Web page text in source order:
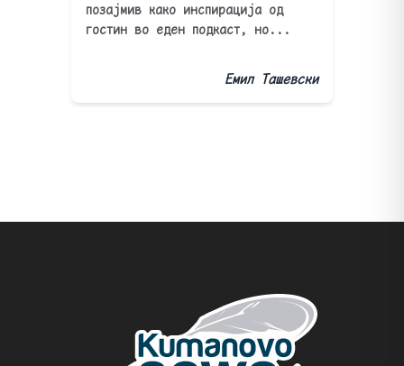
позајмив како инспирација од
гостин во еден подкаст, но...
Емил Ташевски